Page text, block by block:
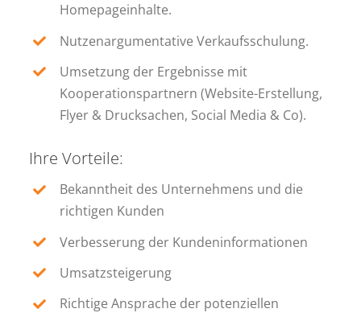
Homepageinhalte.
Nutzenargumentative Verkaufsschulung.
Umsetzung der Ergebnisse mit
Kooperationspartnern (Website-Erstellung,
Flyer & Drucksachen, Social Media & Co).
Ihre Vorteile:
Bekanntheit des Unternehmens und die
richtigen Kunden
Verbesserung der Kundeninformationen
Umsatzsteigerung
Richtige Ansprache der potenziellen